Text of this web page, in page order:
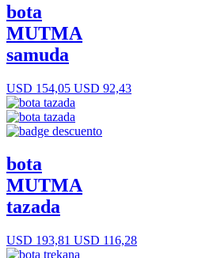
bota
MUTMA
samuda
USD 154,05 USD 92,43
bota
MUTMA
tazada
USD 193,81 USD 116,28